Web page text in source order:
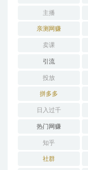
主播
亲测网赚
卖课
引流
投放
拼多多
日入过千
热门网赚
知乎
社群